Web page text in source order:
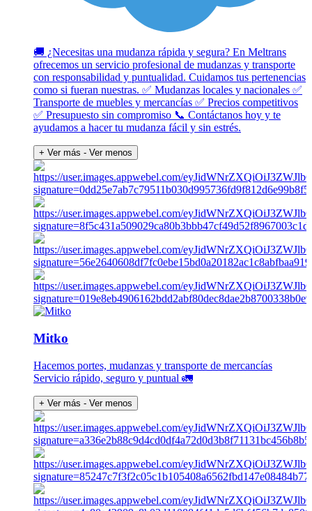
🚚 ¿Necesitas una mudanza rápida y segura? En Meltrans
ofrecemos un servicio profesional de mudanzas y transporte
con responsabilidad y puntualidad. Cuidamos tus pertenencias
como si fueran nuestras. ✅ Mudanzas locales y nacionales ✅
Transporte de muebles y mercancías ✅ Precios competitivos
✅ Presupuesto sin compromiso 📞 Contáctanos hoy y te
ayudamos a hacer tu mudanza fácil y sin estrés.
+ Ver más - Ver menos
Mitko
Hacemos portes, mudanzas y transporte de mercancías
Servicio rápido, seguro y puntual 🚛
+ Ver más - Ver menos